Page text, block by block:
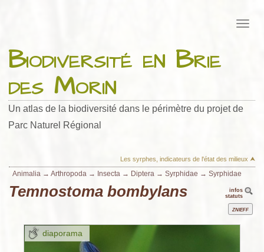
Biodiversité en Brie
des Morin
Un atlas de la biodiversité dans le périmètre du projet de
Parc Naturel Régional
Les syrphes, indicateurs de l'état des milieux ⮝
Animalia → Arthropoda → Insecta → Diptera → Syrphidae → Syrphidae
Temnostoma bombylans
infos
statuts
Znieff
diaporama